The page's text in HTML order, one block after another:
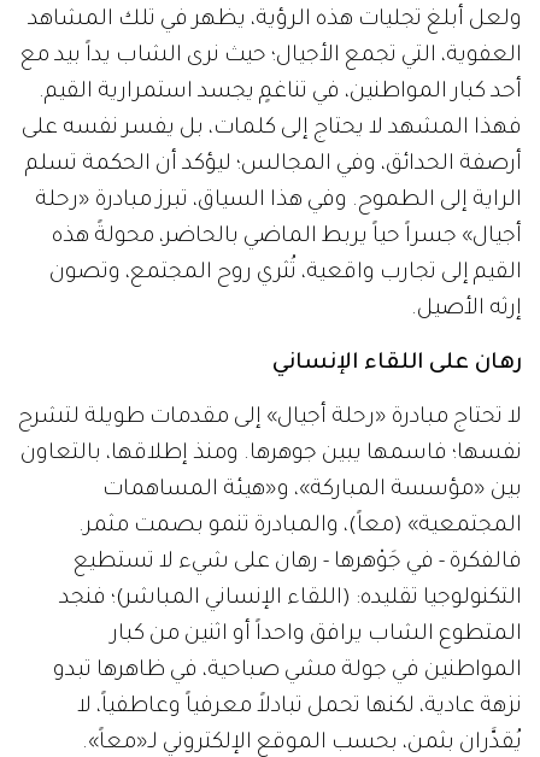
ولعل أبلغ تجليات هذه الرؤية، يظهر في تلك المشاهد
العفوية، التي تجمع الأجيال؛ حيث نرى الشاب يداً بيد مع
أحد كبار المواطنين، في تناغمٍ يجسد استمرارية القيم.
فهذا المشهد لا يحتاج إلى كلمات، بل يفسر نفسه على
أرصفة الحدائق، وفي المجالس؛ ليؤكد أن الحكمة تسلم
الراية إلى الطموح. وفي هذا السياق، تبرز مبادرة «رحلة
أجيال» جسراً حياً يربط الماضي بالحاضر، محولةً هذه
القيم إلى تجارب واقعية، تُثري روح المجتمع، وتصون
إرثه الأصيل.
رهان على اللقاء الإنساني
لا تحتاج مبادرة «رحلة أجيال» إلى مقدمات طويلة لتشرح
نفسها؛ فاسمها يبين جوهرها. ومنذ إطلاقها، بالتعاون
بين «مؤسسة المباركة»، و«هيئة المساهمات
المجتمعية» (معاً)، والمبادرة تنمو بصمت مثمر.
فالفكرة - في جَوْهرها - رهان على شيء لا تستطيع
التكنولوجيا تقليده: (اللقاء الإنساني المباشر)؛ فنجد
المتطوع الشاب يرافق واحداً أو اثنين من كبار
المواطنين في جولة مشي صباحية، في ظاهرها تبدو
نزهة عادية، لكنها تحمل تبادلاً معرفياً وعاطفياً، لا
يُقدَّران بثمن، بحسب الموقع الإلكتروني لـ«معاً».